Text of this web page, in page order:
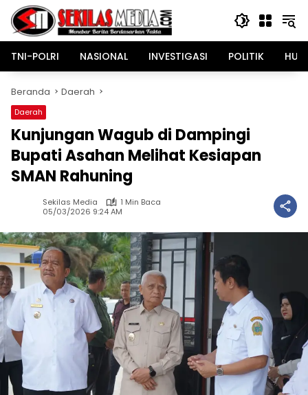
Langsung
konten
TNI-POLRI
NASIONAL INVESTIGASI POLITIK
Beranda Daerah
Daerah
Kunjungan Wagub di Dampingi
Bupati Asahan Melihat Kesiapan
SMAN Rahuning
Sekilas Media
1 Min Baca
05/03/2026 9:24 AM